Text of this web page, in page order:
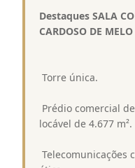
Destaques SALA
CARDOSO DE
 Torre única.
 Prédio comercial
locável de 4.677 m².
